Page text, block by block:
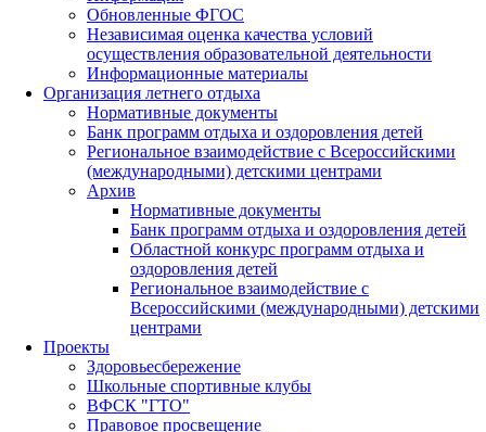
Обновленные ФГОС
Независимая оценка качества условий
осуществления образовательной деятельности
Информационные материалы
Организация летнего отдыха
Нормативные документы
Банк программ отдыха и оздоровления детей
Региональное взаимодействие с Всероссийскими
(международными) детскими центрами
Архив
Нормативные документы
Банк программ отдыха и оздоровления детей
Областной конкурс программ отдыха и
оздоровления детей
Региональное взаимодействие с
Всероссийскими (международными) детскими
центрами
Проекты
Здоровьесбережение
Школьные спортивные клубы
ВФСК "ГТО"
Правовое просвещение